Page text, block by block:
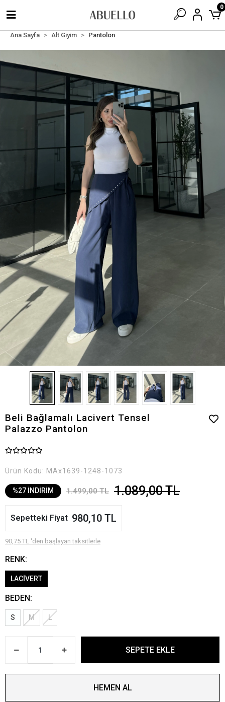
0
Ana Sayfa Alt Giyim Pantolon
Beli Bağlamalı Lacivert Tensel
Palazzo Pantolon
Ürün Kodu: MAx1639-1248-1073
%27 İNDİRİM 1.499,00 TL 1.089,00 TL
Sepetteki Fiyat 980,10 TL
90,75 TL 'den başlayan taksitlerle
RENK:
LACİVERT
BEDEN:
S M L
SEPETE EKLE
HEMEN AL